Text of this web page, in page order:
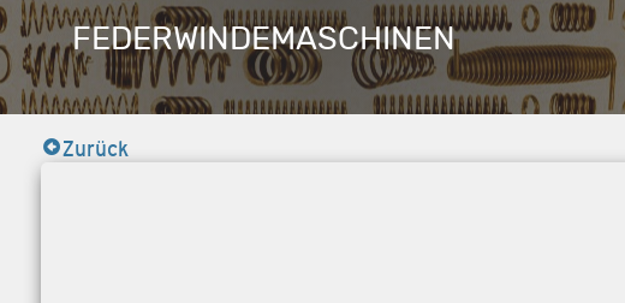
FEDERWINDEMASCHINEN
Zurück